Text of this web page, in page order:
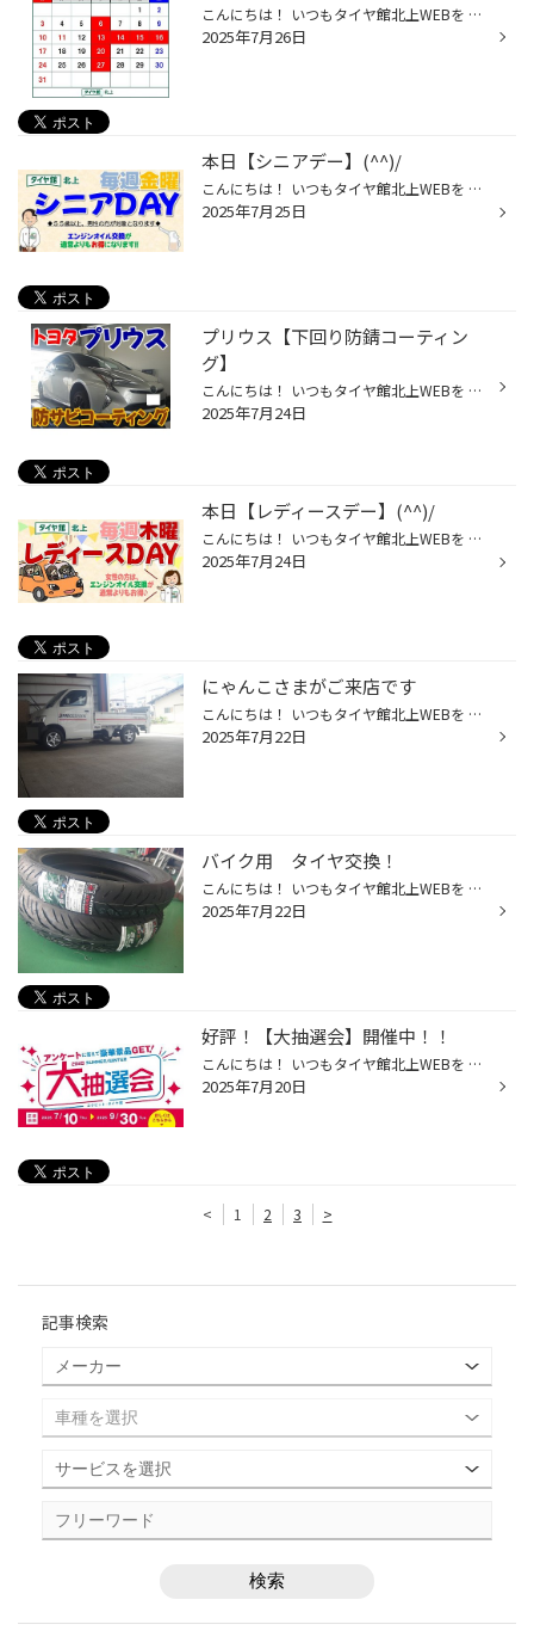
こんにちは！ いつもタイヤ館北上WEBを ご覧いただきありがとうございます。 当店の８月営業カレンダーの ご案内です。 夏季休業ございますので お間違えの無いようご確認下さい。 ８月の第２火曜日は通常営業いたします。
2025年7月26日
本日【シニアデー】(^^)/
こんにちは！ いつもタイヤ館北上WEBを ご覧いただきありがとうございます。 本日【シニアデー】です！ 55歳以上男性の方は エンジンオイル交換が 通常よりお得に出来ちゃいます。 WEB予約でオイル交換も予約が可能に！ 便利なWEBからのご予約お待ちしております☆ ※タイヤ交換シーズンの4月・11月除...
2025年7月25日
プリウス【下回り防錆コーティン
グ】
こんにちは！ いつもタイヤ館北上WEBを ご覧いただきありがとうございます。 WEBを見て、とご来店のお客さまで 下回り全体の防サビコーティングの ご予約を頂戴いたしましたので そのご紹介になります☆ おクルマはトヨタ／プリウスです！ まずは施工前の下回りを見てみましょう！ 走行距離が11万で...
2025年7月24日
本日【レディースデー】(^^)/
こんにちは！ いつもタイヤ館北上WEBを ご覧いただきありがとうございます。 本日【レディースデー】です！ 女性の方はエンジンオイル交換が 通常よりお得に出来ちゃいます！ WEB予約でオイル交換も予約が可能に！ 便利なWEBからのご予約お待ちしております☆ ※タイヤ交換シーズンの4月・11月除く ■■...
2025年7月24日
にゃんこさまがご来店です
こんにちは！ いつもタイヤ館北上WEBを ご覧いただきありがとうございます。 毎日猛暑ですね。 熱中症にはくれぐれも お気を付けください。 そんな中、社用車の下を日陰に にゃんこさまが涼んで寝ておりました。 車に乗る前に気付けて良かったです。 車に乗る前には周囲も確認して 猫バンバンしなき...
2025年7月22日
バイク用 タイヤ交換！
こんにちは！ いつもタイヤ館北上WEBを ご覧いただきありがとうございます。 ちょっと前の作業でしたが、 お買上げいただいたバイク用の タイヤ交換作業がありました！ ブリヂストン／バトラックス T33 F 110/80R19 T32 ﾘｱ 140/70R18 いつも当店をご利用いただいているお客様です♬ ありがとうござい...
2025年7月22日
好評！【大抽選会】開催中！！
こんにちは！ いつもタイヤ館北上WEBを ご覧いただきありがとうございます。 ただいま開催中の【大抽選会】 みなさん参加してみましたか？？？(^^)/ 簡単なアンケートに答えるだけで、 豪華景品が抽選で当たるかも!?知れません！(゜0゜*) 豪華景品の抽選から落ちても、ダブルチャンスで タイヤ割引...
2025年7月20日
< 1 2 3 >
記事検索